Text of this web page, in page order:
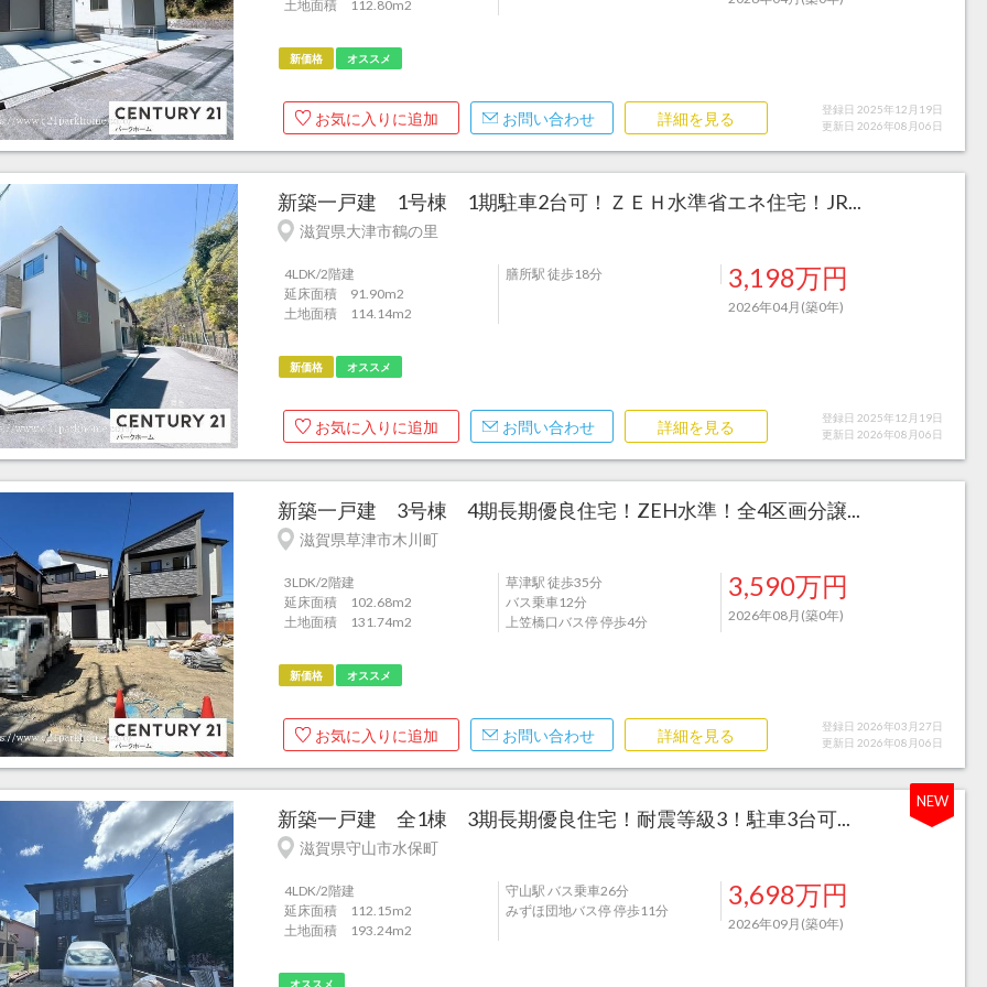
土地面積 112.80m2
新価格 オススメ
お気に入りに追加 お問い合わせ 詳細を見る
登録日 2025年12月19日
更新日 2026年08月06日
新築一戸建 1号棟 1期駐車2台可！ＺＥＨ水準省エネ住宅！JR...
滋賀県大津市鶴の里
4LDK/2階建
延床面積 91.90m2
土地面積 114.14m2
膳所駅 徒歩18分 3,198万円
2026年04月(築0年)
新価格 オススメ
お気に入りに追加 お問い合わせ 詳細を見る
登録日 2025年12月19日
更新日 2026年08月06日
新築一戸建 3号棟 4期長期優良住宅！ZEH水準！全4区画分譲...
滋賀県草津市木川町
3LDK/2階建
延床面積 102.68m2
土地面積 131.74m2
草津駅 徒歩35分
バス乗車12分
上笠橋口バス停 停歩4分
3,590万円
2026年08月(築0年)
新価格 オススメ
お気に入りに追加 お問い合わせ 詳細を見る
登録日 2026年03月27日
更新日 2026年08月06日
NEW
新築一戸建 全1棟 3期長期優良住宅！耐震等級3！駐車3台可...
滋賀県守山市水保町
4LDK/2階建
延床面積 112.15m2
土地面積 193.24m2
守山駅 バス乗車26分
みずほ団地バス停 停歩11分
3,698万円
2026年09月(築0年)
オススメ